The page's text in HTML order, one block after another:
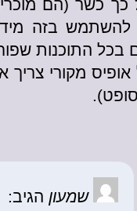
כך כשר (הם
להשתמש בזה מיד
בכל התוכנות
אופיס מקורי
שמעון הגיב: